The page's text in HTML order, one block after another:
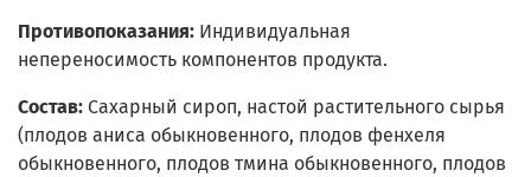
Противопоказания: Индивидуальная
непереносимость компонентов продукта.
Состав: Сахарный сироп, настой растительного сырья
(плодов аниса обыкновенного, плодов фенхеля
обыкновенного, плодов тмина обыкновенного, плодов